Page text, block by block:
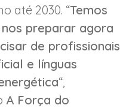
até 2030. “Temos
preparar agora
de profissionais
e línguas
“,
A Força do